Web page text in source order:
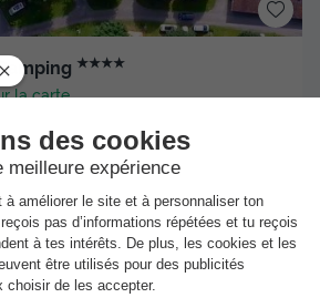
★★★★
la carte
avis
Avis clients
8.3/10
extérieure chauffée
+ 1
- COLORADO 2 chambres - TV